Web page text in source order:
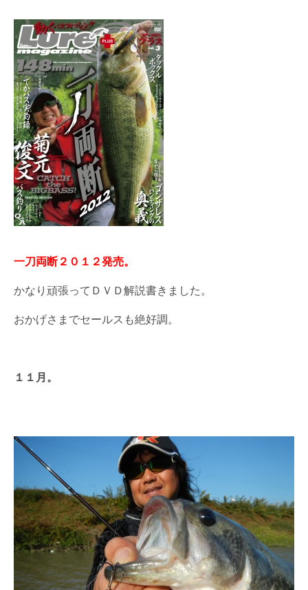
一刀両断２０１２発売。
かなり頑張ってＤＶＤ解説書きました。
おかげさまでセールスも絶好調。
１１月。